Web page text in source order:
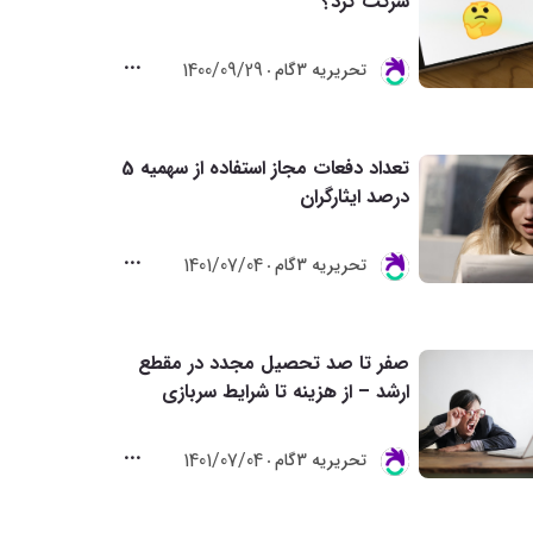
تحريريه 3گام 1400/09/29
تعداد دفعات مجاز استفاده از سهمیه 5
درصد ایثارگران
تحريريه 3گام 1401/07/04
صفر تا صد تحصیل مجدد در مقطع
ارشد – از هزینه تا شرایط سربازی
تحريريه 3گام 1401/07/04